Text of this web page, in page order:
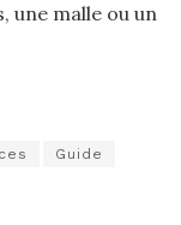
une malle ou un
Guide